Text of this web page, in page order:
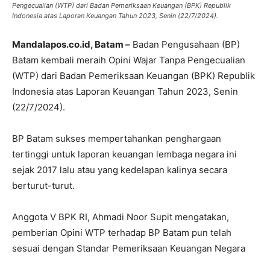
Pengecualian (WTP) dari Badan Pemeriksaan Keuangan (BPK) Republik
Indonesia atas Laporan Keuangan Tahun 2023, Senin (22/7/2024).
Mandalapos.co.id, Batam – Badan Pengusahaan (BP)
Batam kembali meraih Opini Wajar Tanpa Pengecualian
(WTP) dari Badan Pemeriksaan Keuangan (BPK) Republik
Indonesia atas Laporan Keuangan Tahun 2023, Senin
(22/7/2024).
BP Batam sukses mempertahankan penghargaan
tertinggi untuk laporan keuangan lembaga negara ini
sejak 2017 lalu atau yang kedelapan kalinya secara
berturut-turut.
Anggota V BPK RI, Ahmadi Noor Supit mengatakan,
pemberian Opini WTP terhadap BP Batam pun telah
sesuai dengan Standar Pemeriksaan Keuangan Negara